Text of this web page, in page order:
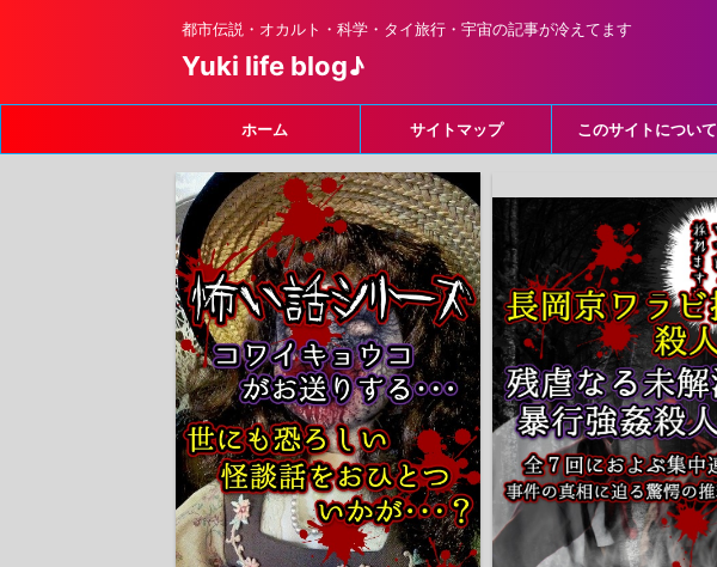
都市伝説・オカルト・科学・タイ旅行・宇宙の記事が冷えてます
Yuki life blog♪
ホーム サイトマップ このサイトについて